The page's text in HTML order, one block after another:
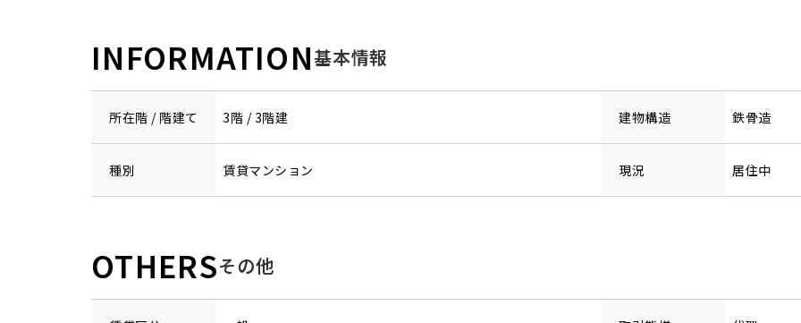
INFORMATION基本情報
所在階 / 階建て 3階 / 3階建 建物構造 鉄骨造
種別 賃貸マンション 現況 居住中
OTHERSその他